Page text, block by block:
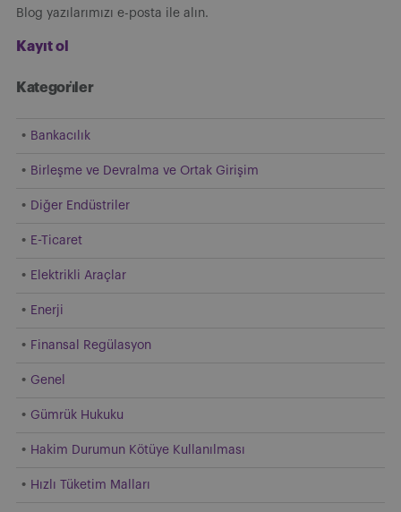
Blog yazılarımızı e-posta ile alın.
Kayıt ol
Kategori̇ler
Bankacılık
Birleşme ve Devralma ve Ortak Girişim
Diğer Endüstriler
E-Ticaret
Elektrikli Araçlar
Enerji
Finansal Regülasyon
Genel
Gümrük Hukuku
Hakim Durumun Kötüye Kullanılması
Hızlı Tüketim Malları